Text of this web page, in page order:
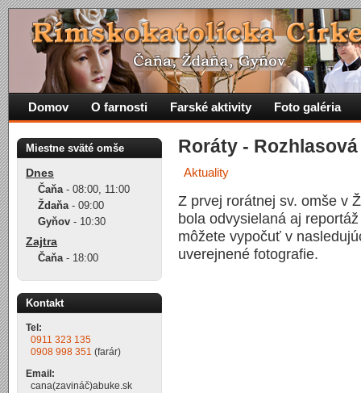
Roráty -
Aktuality
Z prvej rorátnej sv. omše v
bola odvysielaná aj
môžete vypočuť v
uverejnené fotografie.
Domov O farnosti Farské aktivity Foto galéria
Miestne sväté omše
Dnes
Čaňa- 08:00, 11:00
Ždaňa- 09:00
Gyňov - 10:30
Zajtra
Čaňa- 18:00
Kontakt
Tel:
0911 323 135
0908 998 351 (farár)
Email:
cana(zavináč)abuke.sk